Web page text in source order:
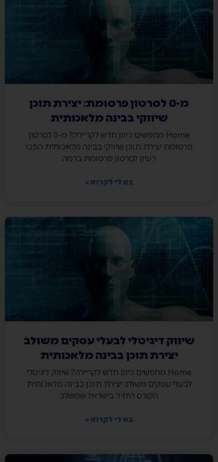
מ-0 לסרטון פרסומת: יצירת תוכן
שיווקי בבינה מלאכותית
Home מחפשים כיוון חדש לקריירה? מ-0 לסרטון
פרסומת יצירת תוכן שיווקי בבינה מלאכותית הפכו
רעיון לסרטון פרסומת ברמה
בא לי לקרוא »
שיווק דיגיטלי לבעלי עסקים משולב
יצירת תוכן בבינה מלאכותית
Home מחפשים כיוון חדש לקריירה? שיווק דיגיטלי
לבעלי עסקים משולב יצירת תוכן בבינה מלאכותית
הקורס היחיד בישראל שמשלב
בא לי לקרוא »